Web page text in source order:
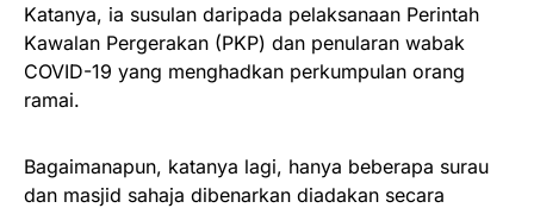
Katanya, ia susulan daripada pelaksanaan Perintah
Kawalan Pergerakan (PKP) dan penularan wabak
COVID-19 yang menghadkan perkumpulan orang
ramai.
Bagaimanapun, katanya lagi, hanya beberapa surau
dan masjid sahaja dibenarkan diadakan secara